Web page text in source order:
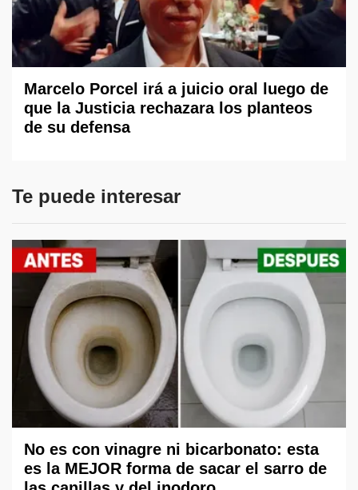
Marcelo Porcel irá a juicio oral luego de
que la Justicia rechazara los planteos
de su defensa
Te puede interesar
No es con vinagre ni bicarbonato: esta
es la MEJOR forma de sacar el sarro de